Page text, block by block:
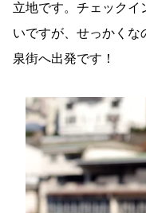
立地です。チェックイ
いですが、せっかくな
泉街へ出発です！